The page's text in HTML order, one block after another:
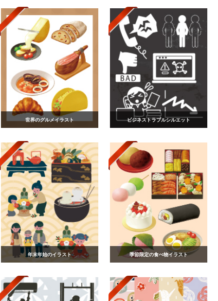
世界のグルメイラスト ビジネストラブルシルエット
年末年始のイラスト 季節限定の食べ物イラスト